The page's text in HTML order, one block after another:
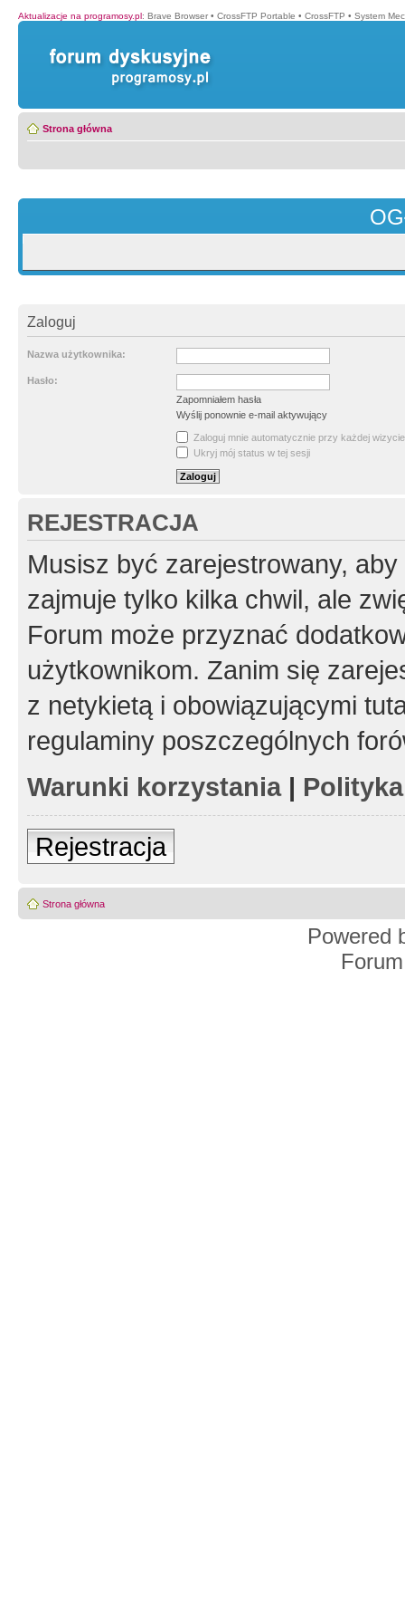
Aktualizacje na programosy.pl: Brave Browser • CrossFTP Portable • CrossFTP • System
Strona główna
Zaloguj
Nazwa użytkownika:
Hasło:
Zapomniałem hasła
Wyślij ponownie e-mail aktywujący
Zaloguj mnie automatycznie przy każdej wizycie
Ukryj mój status w tej sesji
REJESTRACJA
Musisz być zarejestrowany,
zajmuje tylko kilka chwil, ale
Forum może przyznać
użytkownikom. Zanim się
z netykietą i obowiązującymi
regulaminy poszczególnych
Warunki korzystania|
Rejestracja
Strona główna
Powered